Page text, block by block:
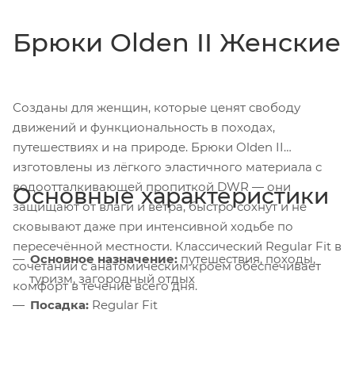
Брюки Olden II Женские
Созданы для женщин, которые ценят свободу
движений и функциональность в походах,
путешествиях и на природе. Брюки Olden II
изготовлены из лёгкого эластичного материала с
водоотталкивающей пропиткой DWR — они
защищают от влаги и ветра, быстро сохнут и не
сковывают даже при интенсивной ходьбе по
пересечённой местности. Классический Regular Fit в
сочетании с анатомическим кроем обеспечивает
комфорт в течение всего дня.
Основные характеристики
Основное назначение: путешествия, походы,
туризм, загородный отдых
Посадка: Regular Fit